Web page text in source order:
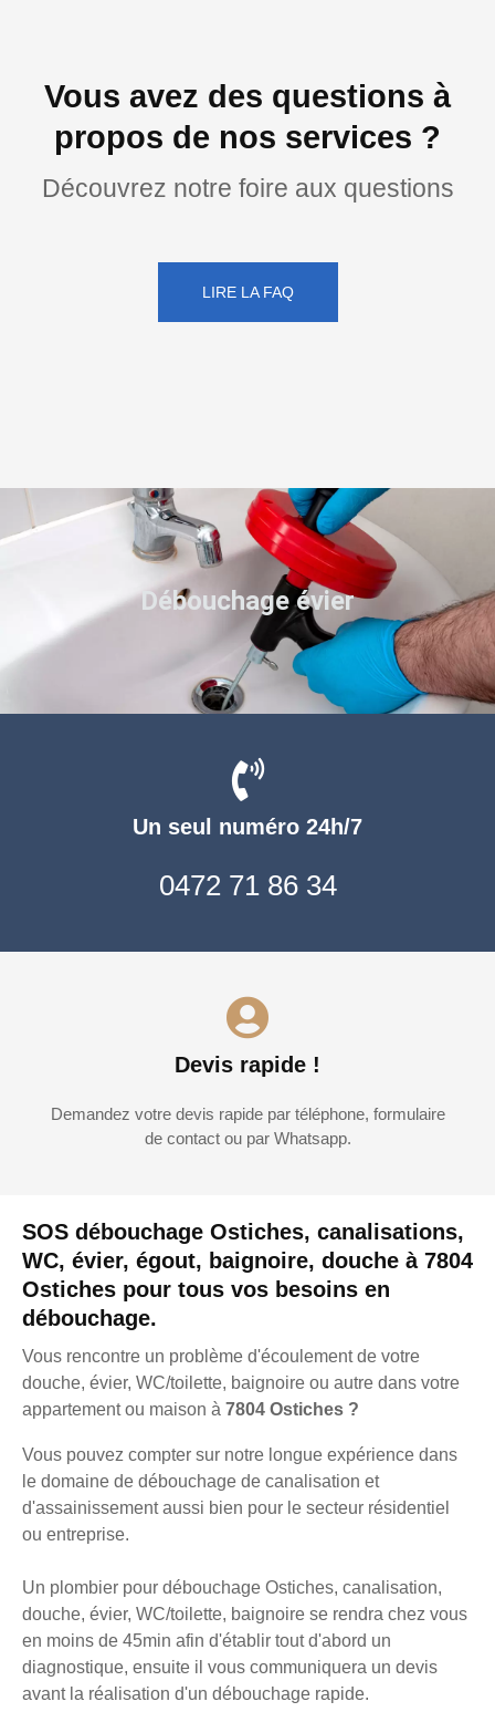
Vous avez des questions à
propos de nos services ?
Découvrez notre foire aux questions
LIRE LA FAQ
SOS débouchage Ostiches, canalisations,
WC, évier, égout, baignoire, douche à 7804
Ostiches pour tous vos besoins en
débouchage.
Vous rencontre un problème d'écoulement de votre
douche, évier, WC/toilette, baignoire ou autre dans votre
appartement ou maison à 7804 Ostiches ?
Vous pouvez compter sur notre longue expérience dans
le domaine de débouchage de canalisation et
d'assainissement aussi bien pour le secteur résidentiel
ou entreprise.
Un plombier pour débouchage Ostiches, canalisation,
douche, évier, WC/toilette, baignoire se rendra chez vous
en moins de 45min afin d'établir tout d'abord un
diagnostique, ensuite il vous communiquera un devis
avant la réalisation d'un débouchage rapide.
Un seul numéro 24h/7
0472 71 86 34
Devis rapide !
Demandez votre devis rapide par téléphone, formulaire
de contact ou par Whatsapp.
Débouchage évier